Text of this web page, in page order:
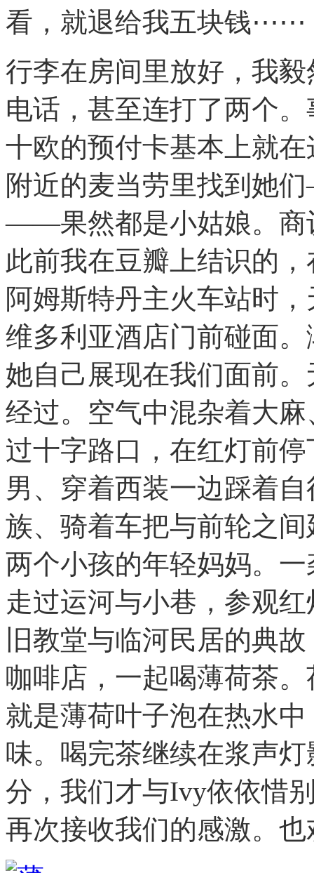
看，就退给我五块钱⋯⋯
行李在房间里放好，我
电话，甚至连打了两个
十欧的预付卡基本上就
附近的麦当劳里找到她
——果然都是小姑娘。商
此前我在豆瓣上结识的
阿姆斯特丹主火车站时
维多利亚酒店门前碰面
她自己展现在我们面前
经过。空气中混杂着大
过十字路口，在红灯前
男、穿着西装一边踩着
族、骑着车把与前轮之
两个小孩的年轻妈妈。
走过运河与小巷，参观
旧教堂与临河民居的典
咖啡店，一起喝薄荷茶
就是薄荷叶子泡在热水
味。喝完茶继续在浆声
分，我们才与Ivy依依惜
再次接收我们的感激。